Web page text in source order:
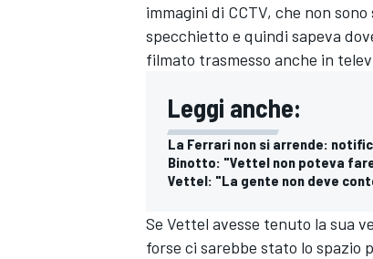
immagini di CCTV, che non
specchietto e quindi sapeva
filmato trasmesso anche in
Leggi anche:
La Ferrari non si arrende:
Binotto: "Vettel non poteva
Vettel: "La gente non deve
Se Vettel avesse tenuto la sua
forse ci sarebbe stato lo spazio